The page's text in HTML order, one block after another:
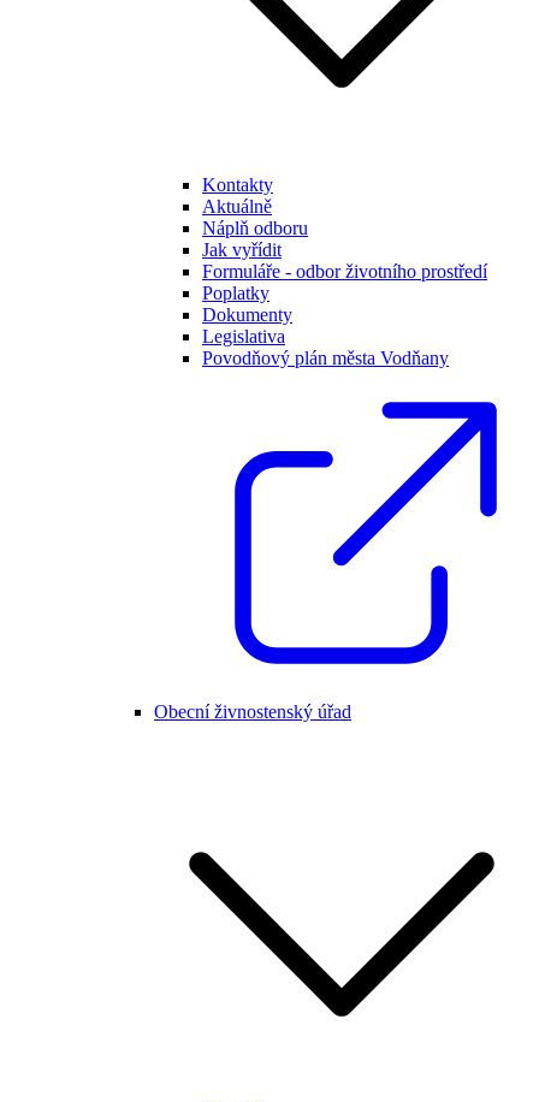
Kontakty
Aktuálně
Náplň odboru
Jak vyřídit
Formuláře - odbor životního prostředí
Poplatky
Dokumenty
Legislativa
Povodňový plán města Vodňany
Obecní živnostenský úřad